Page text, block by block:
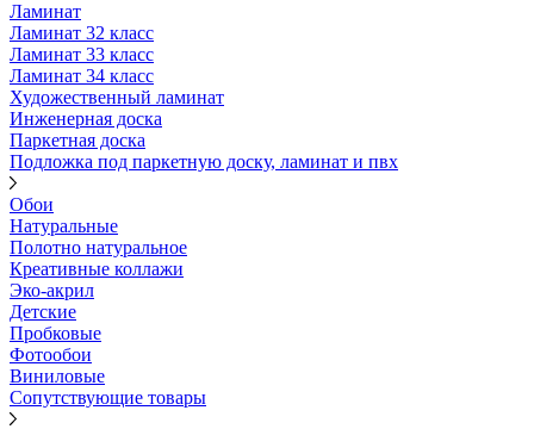
Ламинат
Ламинат 32 класс
Ламинат 33 класс
Ламинат 34 класс
Художественный ламинат
Инженерная доска
Паркетная доска
Подложка под паркетную доску, ламинат и пвх
Обои
Натуральные
Полотно натуральное
Креативные коллажи
Эко-акрил
Детские
Пробковые
Фотообои
Виниловые
Сопутствующие товары